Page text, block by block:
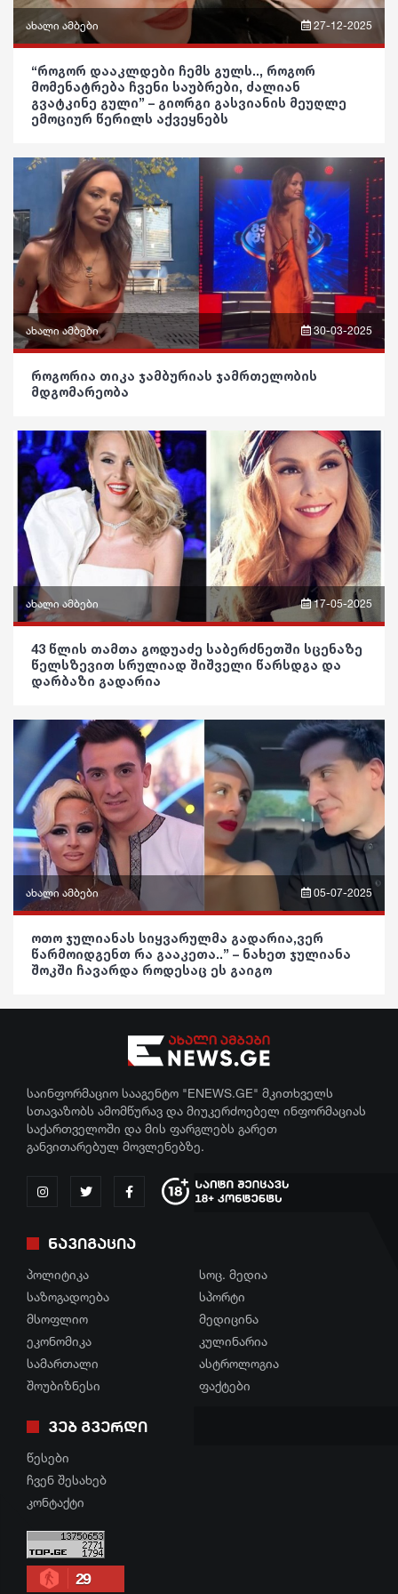
ინტერვიუ
შოუბიზნესი
მედიცინა
ასტროლოგია
ფაქტები
რეგიონი
სოც. მედია
მსოფლიო
ეკონომიკა
სამართალი
რჩევები
ინტერვიუ
შოუბიზნესი
მედიცინა
კულინარია
ასტროლოგია
ფაქტები
ახალი ამბები
ვიდეო
საზოგადოება
განათლება
ჯანდაცვა
კულტურა
გართობა
რეგიონი
სოც. მედია
მსოფლიო
ეკონომიკა
სამართალი
რჩევები
ინტერვიუ
შოუბიზნესი
მედიცინა
ასტროლოგია
ფაქტები
27-12-2025
“როგორ დააკლდები ჩემს გულს.., როგორ
მომენატრება ჩვენი საუბრები, ძალიან
გვატკინე გული” – გიორგი გასვიანის მეუღლე
ემოციურ წერილს აქვეყნებს
ახალი ამბები
ვიდეო
პოლიტიკა
საზოგადოება
განათლება
ჯანდაცვა
კულტურა
გართობა
რეგიონი
სოც. მედია
სპორტი
მსოფლიო
ეკონომიკა
სამართალი
რჩევები
ინტერვიუ
შოუბიზნესი
მედიცინა
კულინარია
30-03-2025
როგორია თიკა ჯამბურიას ჯამრთელობის
მდგომარეობა
ახალი ამბები
ვიდეო
საზოგადოება
განათლება
ჯანდაცვა
კულტურა
გართობა
სოც. მედია
სამართალი
რჩევები
მედიცინა
კულინარია
ასტროლოგია
ფაქტები
17-05-2025
43 წლის თამთა გოდუაძე საბერძნეთში სცენაზე
წელსზევით სრულიად შიშველი წარსდგა და
დარბაზი გადარია
ახალი ამბები
ვიდეო
ჯანდაცვა
კულტურა
სოც. მედია
სპორტი
მსოფლიო
ეკონომიკა
სამართალი
რჩევები
ინტერვიუ
შოუბიზნესი
მედიცინა
კულინარია
05-07-2025
ოთო ჯულიანას სიყვარულმა გადარია,ვერ
წარმოიდგენთ რა გააკეთა..” – ნახეთ ჯულიანა
შოკში ჩავარდა როდესაც ეს გაიგო
საინფორმაციო სააგენტო "ENEWS.GE" მკითხველს
სთავაზობს ამომწურავ და მიუკერძოებელ ინფორმაციას
საქართველოში და მის ფარგლებს გარეთ
განვითარებულ მოვლენებზე.
ნავიგაცია
პოლიტიკა
საზოგადოება
მსოფლიო
ეკონომიკა
სამართალი
შოუბიზნესი
სოც. მედია
სპორტი
მედიცინა
კულინარია
ასტროლოგია
ფაქტები
ვებ გვერდი
წესები
ჩვენ შესახებ
კონტაქტი
29